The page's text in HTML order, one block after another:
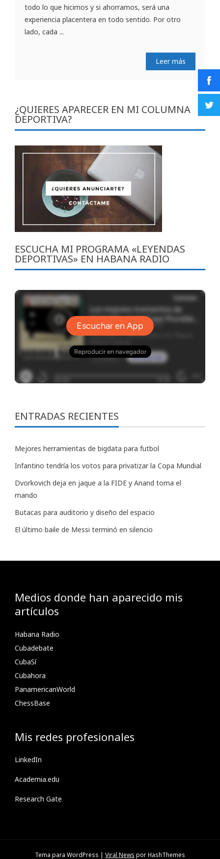
todo lo que hicimos y si ahorramos, será una
experiencia placentera en todo sentido. Por otro
lado, cada ...
Leer más
¿QUIERES APARECER EN MI COLUMNA
DEPORTIVA?
ESCUCHA MI PROGRAMA «LEYENDAS
DEPORTIVAS» EN HABANA RADIO
ENTRADAS RECIENTES
Mejores herramientas de bigdata para futbol
Infantino tendría los votos para privatizar la Copa Mundial
Dvorkovich deja en jaque a la FIDE y Anand toma el
mando
Butacas para auditorio y diseño del espacio
El último baile de Messi terminó en silencio
Medios donde han aparecido mis
artículos
Habana Radio
Cubadebate
CubaSí
Cubahora
PanamericanWorld
ChessBase
Mis redes profesionales
LinkedIn
Academia.edu
Research Gate
Tema para WordPress | Viral News por HashThemes